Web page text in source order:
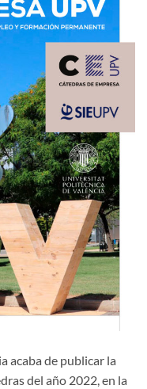
acaba de publicar la
del año 2022, en la